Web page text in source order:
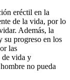
eréctil en la
de la vida, por lo
Además, la
su progreso en los
las
de vida y
no pueda